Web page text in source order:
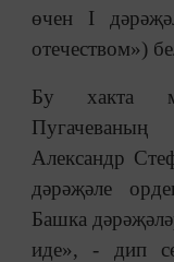
өчен I
отечеством»)
Бу хакта
Александр
дәрәҗәле
Башка
иде», - дип